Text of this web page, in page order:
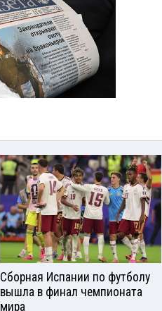
Сборная Испании по футболу
вышла в финал чемпионата
мира